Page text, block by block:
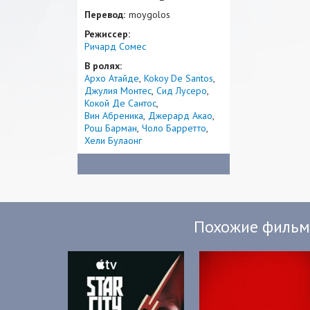
Перевод: moygolos
Режиссер:
Ричард Сомес
В ролях:
Архо Атайде Kokoy De Santos
Джулия Монтес Сид Лусеро
Кокой Де Сантос
Вин Абреника Джерард Акао
Рош Барман Чоло Барретто
Хели Булаонг
Похожие